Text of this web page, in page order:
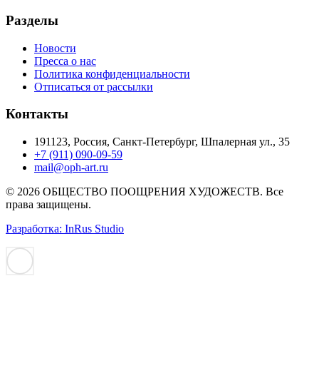
Разделы
Новости
Пресса о нас
Политика конфиденциальности
Отписаться от рассылки
Контакты
191123, Россия, Санкт-Петербург, Шпалерная ул., 35
+7 (911) 090-09-59
mail@oph-art.ru
© 2026 ОБЩЕСТВО ПООЩРЕНИЯ ХУДОЖЕСТВ. Все
права защищены.
Разработка: InRus Studio